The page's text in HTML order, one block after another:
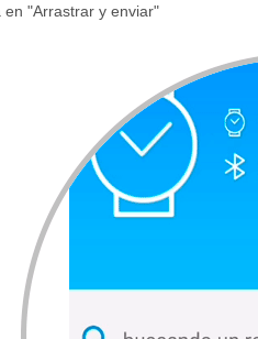
en "Arrastrar y enviar"